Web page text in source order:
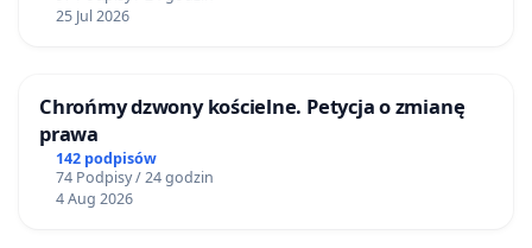
25 Jul 2026
Chrońmy dzwony kościelne. Petycja o zmianę
prawa
142 podpisów
74 Podpisy / 24 godzin
4 Aug 2026